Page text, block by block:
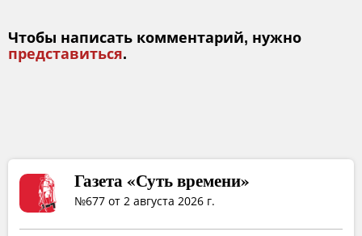
Чтобы написать комментарий, нужно
представиться.
Газета «Суть времени»
№677 от 2 августа 2026 г.